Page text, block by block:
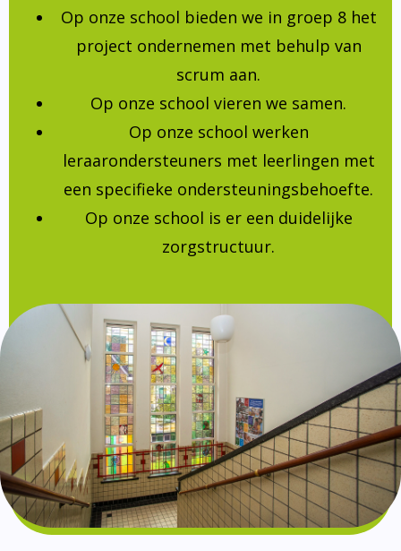
Op onze school bieden we in groep 8 het
project ondernemen met behulp van
scrum aan.
Op onze school vieren we samen.
Op onze school werken
leraarondersteuners met leerlingen met
een specifieke ondersteuningsbehoefte.
Op onze school is er een duidelijke
zorgstructuur.